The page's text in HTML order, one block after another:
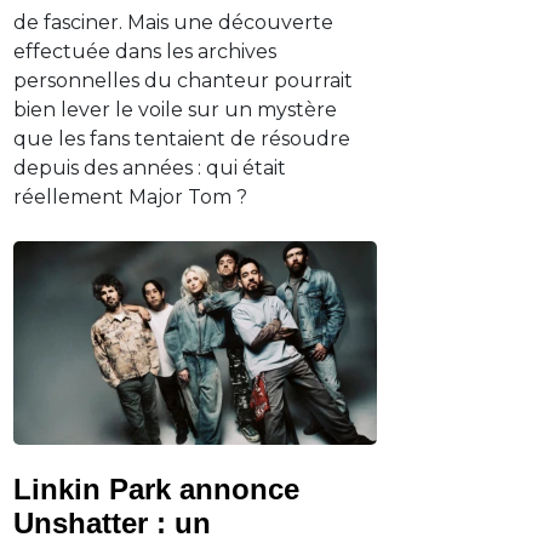
de fasciner. Mais une découverte
effectuée dans les archives
personnelles du chanteur pourrait
bien lever le voile sur un mystère
que les fans tentaient de résoudre
depuis des années : qui était
réellement Major Tom ?
Linkin Park annonce
Unshatter : un